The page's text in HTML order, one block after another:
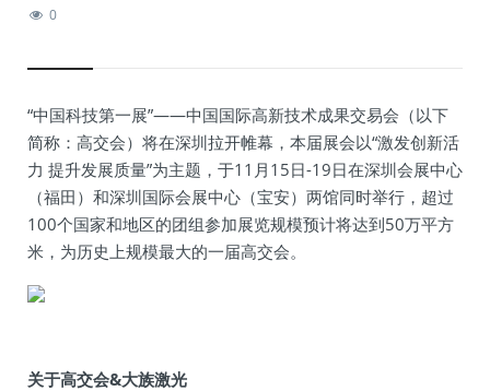
0
“中国科技第一展”——中国国际高新技术成果交易会（以下
简称：高交会）将在深圳拉开帷幕，本届展会以“激发创新活
力 提升发展质量”为主题，于11月15日-19日在深圳会展中心
（福田）和深圳国际会展中心（宝安）两馆同时举行，超过
100个国家和地区的团组参加展览规模预计将达到50万平方
米，为历史上规模最大的一届高交会。
关于高交会&大族激光